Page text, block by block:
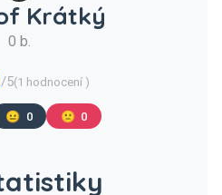
Krátký
0 b.
/5(1 hodnocení )
😐 0 🙁 0